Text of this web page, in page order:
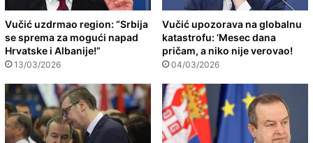
Vučić uzdrmao region: “Srbija
se sprema za mogući napad
Hrvatske i Albanije!”
13/03/2026
Vučić upozorava na globalnu
katastrofu: ‘Mesec dana
pričam, a niko nije verovao!
04/03/2026